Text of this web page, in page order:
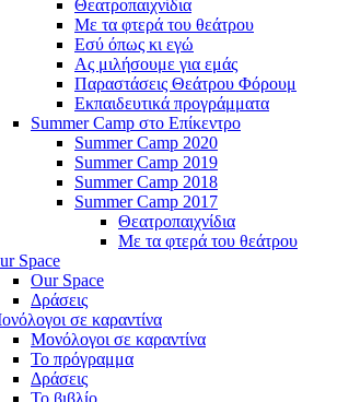
Θεατροπαιχνίδια
Με τα φτερά του θεάτρου
Εσύ όπως κι εγώ
Ας μιλήσουμε για εμάς
Παραστάσεις Θεάτρου Φόρουμ
Εκπαιδευτικά προγράμματα
Summer Camp στο Επίκεντρο
Summer Camp 2020
Summer Camp 2019
Summer Camp 2018
Summer Camp 2017
Θεατροπαιχνίδια
Με τα φτερά του θεάτρου
Space
Our Space
Δράσεις
σε καραντίνα
Μονόλογοι σε καραντίνα
Το πρόγραμμα
Δράσεις
Το βιβλίο